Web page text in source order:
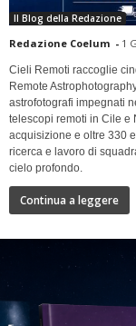
Il Blog della Redazione
Redazione Coelum - 1
Cieli Remoti raccoglie
Remote
astrofotografi impegnati
telescopi remoti in Cile e
acquisizione e oltre 330
ricerca e lavoro di
cielo profondo.
Continua a leggere